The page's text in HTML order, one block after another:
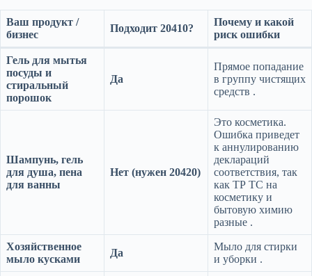
Ваш продукт /
бизнес
Подходит 20410?
Почему и какой
риск ошибки
Гель для мытья
посуды и
стиральный
порошок
Да
Прямое попадание
в группу чистящих
средств .
Шампунь, гель
для душа, пена
для ванны
Нет (нужен 20420)
Это косметика.
Ошибка приведет
к аннулированию
деклараций
соответствия, так
как ТР ТС на
косметику и
бытовую химию
разные .
Хозяйственное
мыло кусками
Да
Мыло для стирки
и уборки .